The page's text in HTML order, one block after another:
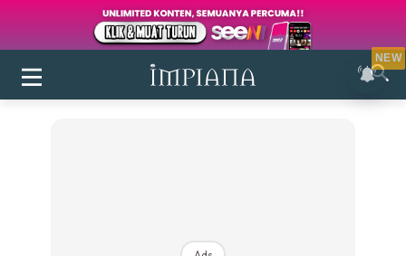
NEW